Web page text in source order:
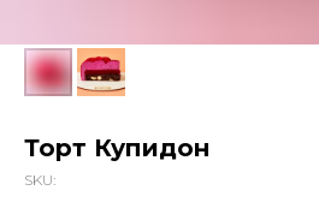
Торт Купидон
SKU: